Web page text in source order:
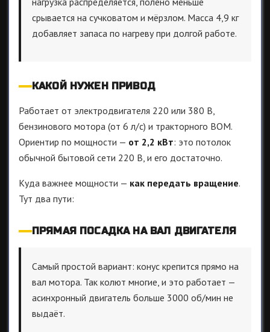
срывается на сучковатом и мёрзлом. Масса 4,9 кг
добавляет запаса по нагреву при долгой работе.
КАКОЙ НУЖЕН ПРИВОД
Работает от электродвигателя 220 или 380 В,
бензинового мотора (от 6 л/с) и тракторного ВОМ.
Ориентир по мощности — от 2,2 кВт: это потолок
обычной бытовой сети 220 В, и его достаточно.
Куда важнее мощности — как передать вращение.
Тут два пути:
ПРЯМАЯ ПОСАДКА НА ВАЛ ДВИГАТЕЛЯ
Самый простой вариант: конус крепится прямо на
вал мотора. Так колют многие, и это работает —
асинхронный двигатель больше 3000 об/мин не
выдаёт.